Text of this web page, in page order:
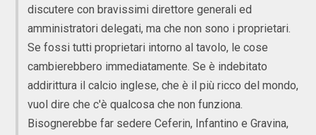
discutere con bravissimi direttore generali ed
amministratori delegati, ma che non sono i proprietari.
Se fossi tutti proprietari intorno al tavolo, le cose
cambierebbero immediatamente. Se è indebitato
addirittura il calcio inglese, che è il più ricco del mondo,
vuol dire che c'è qualcosa che non funziona.
Bisognerebbe far sedere Ceferin, Infantino e Gravina,